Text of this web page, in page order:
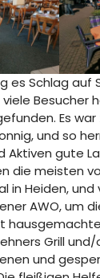
es Schlag auf
viele Besucher
Es
und so
Aktiven gute
die meisten
in Heiden, und
AWO, um
Grill
und